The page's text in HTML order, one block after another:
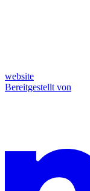
website
Bereitgestellt von